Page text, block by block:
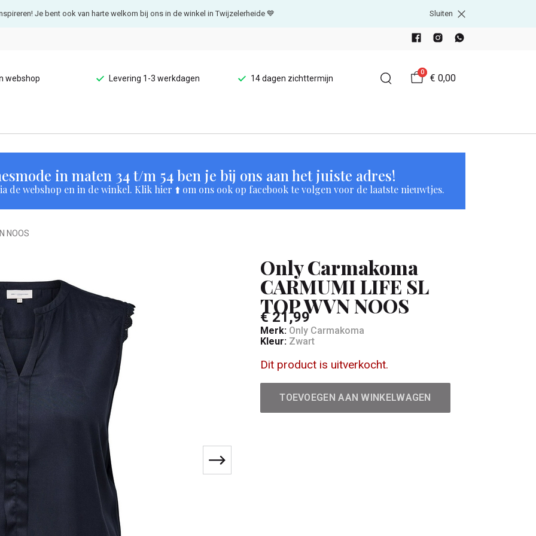
Je bent ook van harte welkom bij ons in de winkel in Twijzelerheide 💙 Sluiten
webshop Levering 1-3 werkdagen 14 dagen zichttermijn
0
€ 0,00
in maten 34 t/m 54 ben je bij ons aan het juiste adres!
de webshop en in de winkel. Klik hier ⬆️ om ons ook op facebook te volgen voor de laatste nieuwtjes.
NOOS
Only Carmakoma
CARMUMI LIFE SL
TOP WVN NOOS
€ 21,99
Merk: Only Carmakoma
Kleur: Zwart
Dit product is uitverkocht.
TOEVOEGEN AAN WINKELWAGEN